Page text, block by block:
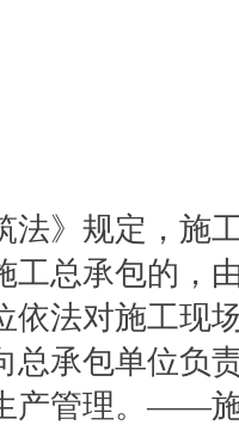
法》规定，施
工总承包的，
法对施工现
总承包单位负
产管理。——